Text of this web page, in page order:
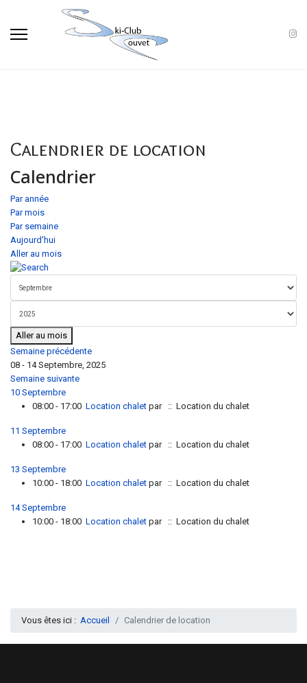
Calendrier de location
Calendrier
Par année
Par mois
Par semaine
Aujourd'hui
Aller au mois
Aller au mois
Semaine précédente
08 - 14 Septembre, 2025
Semaine suivante
10 Septembre
08:00 - 17:00 Location chalet par :: Location du chalet
11 Septembre
08:00 - 17:00 Location chalet par :: Location du chalet
13 Septembre
10:00 - 18:00 Location chalet par :: Location du chalet
14 Septembre
10:00 - 18:00 Location chalet par :: Location du chalet
Vous êtes ici : Accueil Calendrier de location